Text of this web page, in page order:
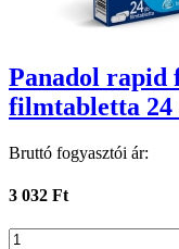
Panadol rapid
filmtabletta 24
Bruttó fogyasztói ár:
3 032 Ft